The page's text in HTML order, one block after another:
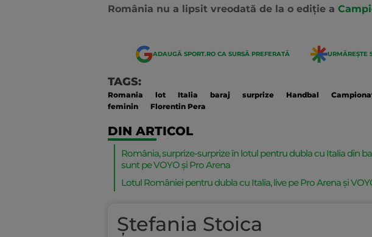
România nu a lipsit vreodată de la o ediție a
ADAUGĂ SPORT.RO CA SURSĂ PREFERATĂ URMĂREȘTE
TAGS:
Romania lot Italia baraj surprize Handbal
feminin
Florentin Pera
DIN ARTICOL
România, surprize-surprize în lotul pentru dubla cu Italia din
sunt pe VOYO și Pro Arena
Lotul României pentru dubla cu Italia, live pe Pro Arena și
Ștefania Stoica